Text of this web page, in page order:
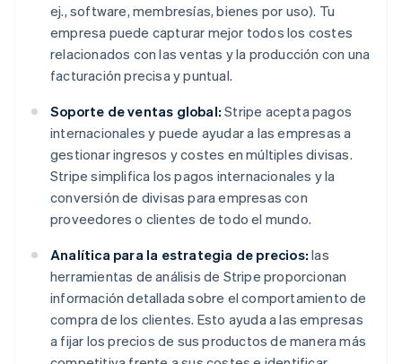
ej., software, membresías, bienes por uso). Tu
empresa puede capturar mejor todos los costes
relacionados con las ventas y la producción con una
facturación precisa y puntual.
Soporte de ventas global: Stripe acepta pagos
internacionales y puede ayudar a las empresas a
gestionar ingresos y costes en múltiples divisas.
Stripe simplifica los pagos internacionales y la
conversión de divisas para empresas con
proveedores o clientes de todo el mundo.
Analítica para la estrategia de precios: las
herramientas de análisis de Stripe proporcionan
información detallada sobre el comportamiento de
compra de los clientes. Esto ayuda a las empresas
a fijar los precios de sus productos de manera más